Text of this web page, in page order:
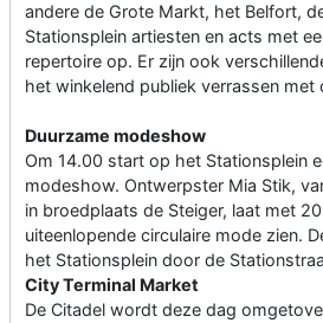
andere de Grote Markt, het Belfort,
Stationsplein artiesten en acts met
repertoire op. Er zijn ook
het winkelend publiek verrassen met
Duurzame modeshow
Om 14.00 start op het Stationsplein
modeshow. Ontwerpster Mia Stik,
in broedplaats de Steiger, laat met
uiteenlopende circulaire mode zien.
het Stationsplein door de
City Terminal Market
De Citadel wordt deze dag